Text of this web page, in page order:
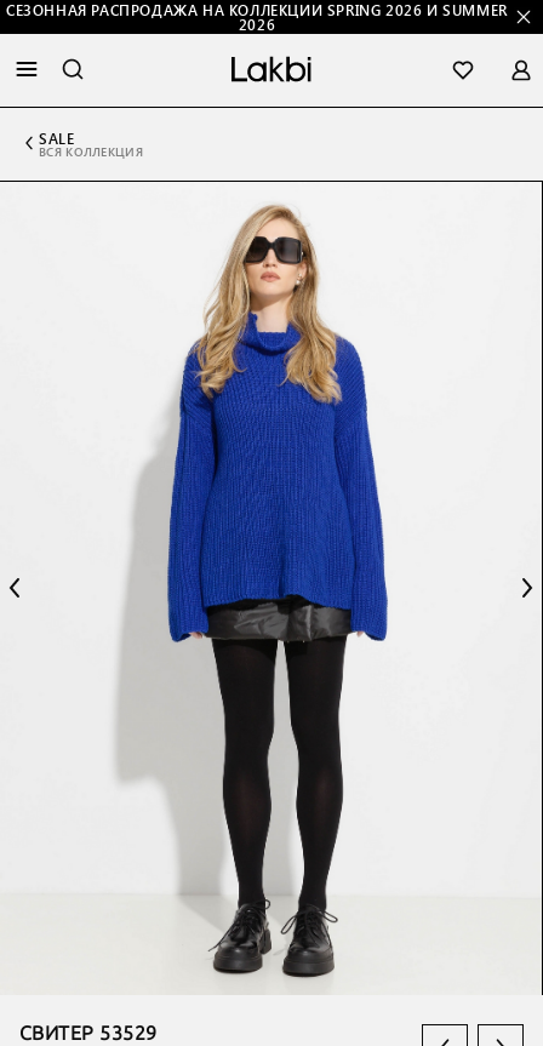
СЕЗОННАЯ РАСПРОДАЖА НА КОЛЛЕКЦИИ SPRING 2026 И SUMMER
2026
SALE
ВСЯ КОЛЛЕКЦИЯ
СВИТЕР 53529